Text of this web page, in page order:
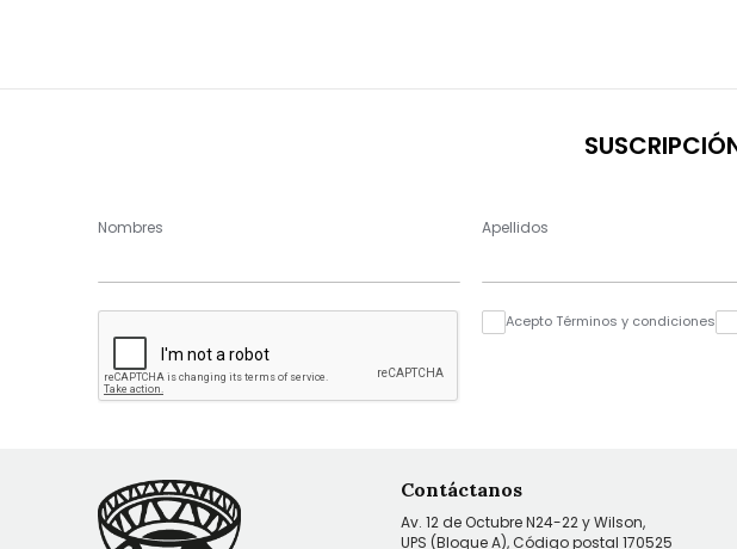
Nombres Apellidos
Acepto Términos y condiciones
Contáctanos
Av. 12 de Octubre N24-22 y Wilson,
UPS (Bloque A), Código postal 170525